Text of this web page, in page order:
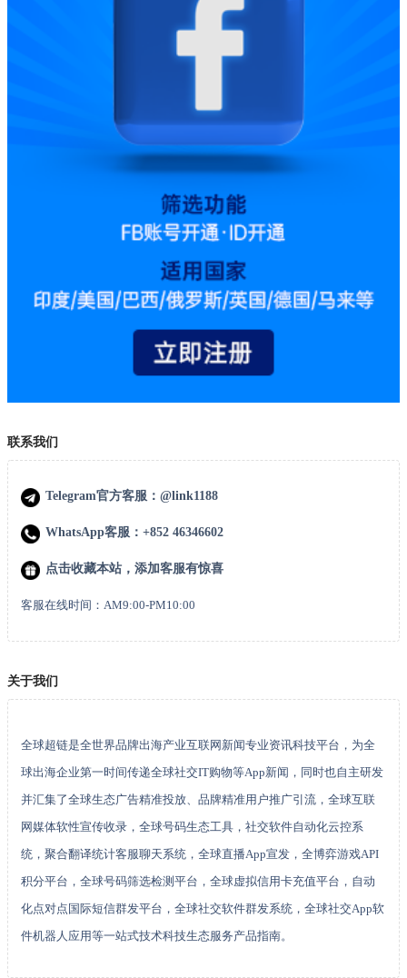
联系我们
Telegram官方客服：@link1188
WhatsApp客服：+852 46346602
点击收藏本站，添加客服有惊喜
客服在线时间：AM9:00-PM10:00
关于我们
全球超链是全世界品牌出海产业互联网新闻专业资讯科技平台，为全
球出海企业第一时间传递全球社交IT购物等App新闻，同时也自主研发
并汇集了全球生态广告精准投放、品牌精准用户推广引流，全球互联
网媒体软性宣传收录，全球号码生态工具，社交软件自动化云控系
统，聚合翻译统计客服聊天系统，全球直播App宣发，全博弈游戏API
积分平台，全球号码筛选检测平台，全球虚拟信用卡充值平台，自动
化点对点国际短信群发平台，全球社交软件群发系统，全球社交App软
件机器人应用等一站式技术科技生态服务产品指南。